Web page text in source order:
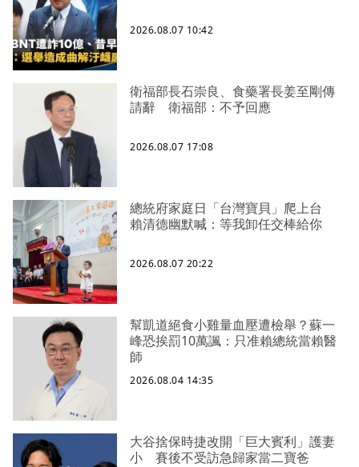
2026.08.07 10:42
衛福部長石崇良、食藥署長姜至剛傳
請辭 衛福部：不予回應
2026.08.07 17:08
總統府家庭日「台灣寶貝」爬上台
賴清德幽默喊：等我卸任交棒給你
2026.08.07 20:22
幫凱道絕食小雞量血壓遭檢舉？蘇一
峰恐挨罰10萬諷：只准賴總統當賴醫
師
2026.08.04 14:35
大谷捨保時捷改開「巨大賓利」護妻
小 賽後不受訪急歸家當二寶爸